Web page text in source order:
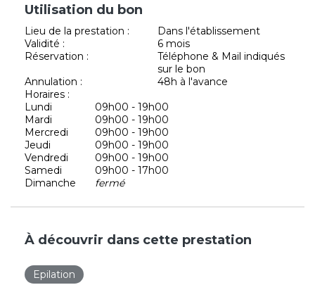
Utilisation du bon
Lieu de la prestation :
Dans l'établissement
Validité :
6 mois
Réservation :
Téléphone & Mail indiqués
sur le bon
Annulation :
48h à l'avance
Horaires :
Lundi
09h00 - 19h00
Mardi
09h00 - 19h00
Mercredi
09h00 - 19h00
Jeudi
09h00 - 19h00
Vendredi
09h00 - 19h00
Samedi
09h00 - 17h00
Dimanche
fermé
À découvrir dans cette prestation
Epilation